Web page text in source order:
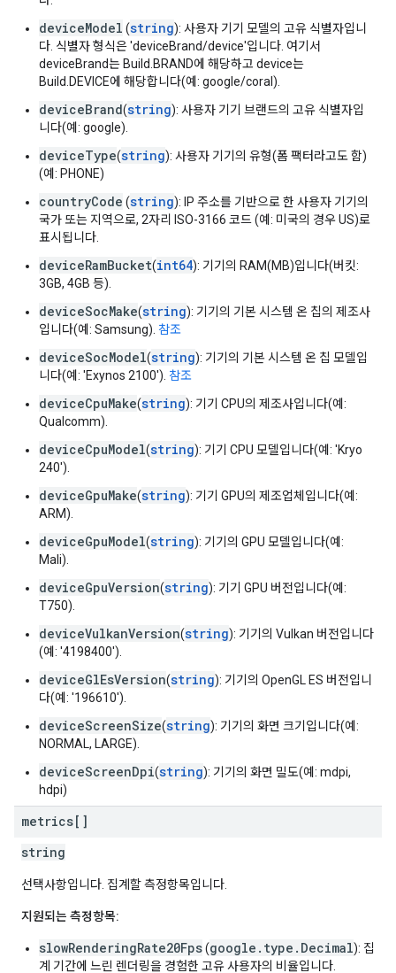
deviceModel (string): 사용자 기기 모델의 고유 식별자입니
다. 식별자 형식은 'deviceBrand/device'입니다. 여기서
deviceBrand는 Build.BRAND에 해당하고 device는
Build.DEVICE에 해당합니다(예: google/coral).
deviceBrand(string): 사용자 기기 브랜드의 고유 식별자입
니다(예: google).
deviceType(string): 사용자 기기의 유형(폼 팩터라고도 함)
(예: PHONE)
countryCode (string): IP 주소를 기반으로 한 사용자 기기의
국가 또는 지역으로, 2자리 ISO-3166 코드 (예: 미국의 경우 US)로
표시됩니다.
deviceRamBucket(int64): 기기의 RAM(MB)입니다(버킷:
3GB, 4GB 등).
deviceSocMake(string): 기기의 기본 시스템 온 칩의 제조사
입니다(예: Samsung). 참조
deviceSocModel(string): 기기의 기본 시스템 온 칩 모델입
니다(예: 'Exynos 2100'). 참조
deviceCpuMake(string): 기기 CPU의 제조사입니다(예:
Qualcomm).
deviceCpuModel(string): 기기 CPU 모델입니다(예: 'Kryo
240').
deviceGpuMake(string): 기기 GPU의 제조업체입니다(예:
ARM).
deviceGpuModel(string): 기기의 GPU 모델입니다(예:
Mali).
deviceGpuVersion(string): 기기 GPU 버전입니다(예:
T750).
deviceVulkanVersion(string): 기기의 Vulkan 버전입니다
(예: '4198400').
deviceGlEsVersion(string): 기기의 OpenGL ES 버전입니
다(예: '196610').
deviceScreenSize(string): 기기의 화면 크기입니다(예:
NORMAL, LARGE).
deviceScreenDpi(string): 기기의 화면 밀도(예: mdpi,
hdpi)
metrics[]
string
선택사항입니다. 집계할 측정항목입니다.
지원되는 측정항목:
slowRenderingRate20Fps(google.type.Decimal): 집
계 기간에 느린 렌더링을 경험한 고유 사용자의 비율입니다.